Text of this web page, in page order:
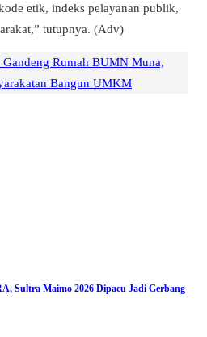
etik, indeks pelayanan publik,
tutupnya. (Adv)
Gandeng Rumah BUMN Muna,
Bangun UMKM
Sultra Maimo 2026 Dipacu Jadi Gerbang